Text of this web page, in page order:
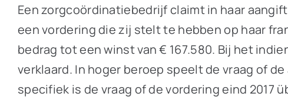
Een zorgcoördinatiebedrijf claimt in haar
een vordering die zij stelt te hebben op haar
bedrag tot een winst van € 167.580. Bij het
verklaard. In hoger beroep speelt de vraag of
specifiek is de vraag of de vordering eind 2017